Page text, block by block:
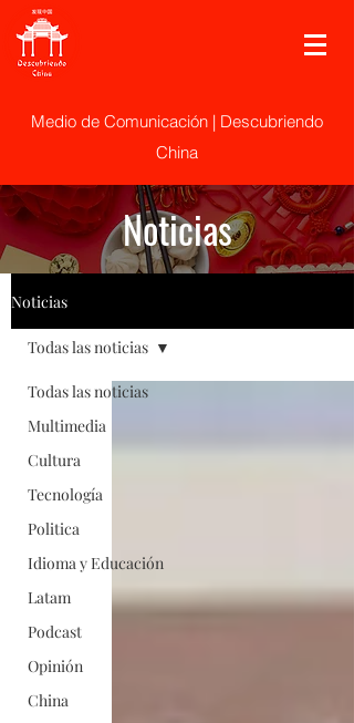
Medio de Comunicación | Descubriendo
China
Noticias
Noticias
Todas las noticias
Multimedia
Cultura
Tecnología
Politica
Idioma y Educación
Latam
Podcast
Opinión
China
Todas las noticias